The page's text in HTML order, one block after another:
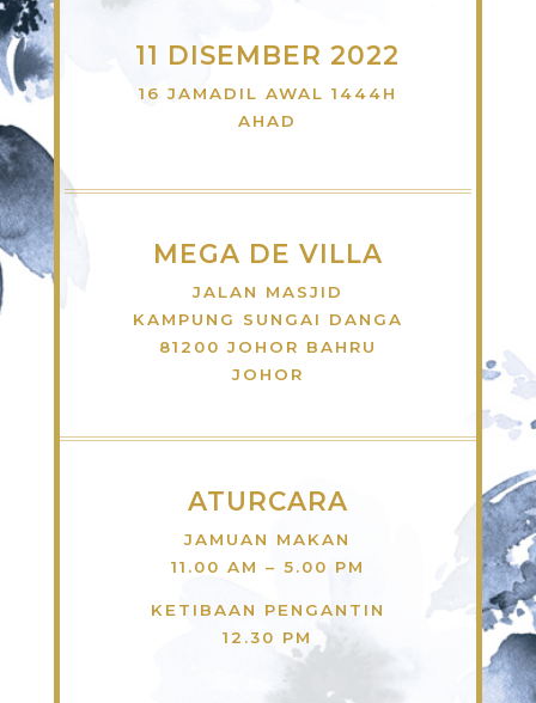
11 DISEMBER 2022
16 JAMADIL AWAL 1444H
AHAD
MEGA DE VILLA
JALAN MASJID
KAMPUNG SUNGAI DANGA
81200 JOHOR BAHRU
JOHOR
ATURCARA
JAMUAN MAKAN
11.00 AM – 5.00 PM
KETIBAAN PENGANTIN
12.30 PM